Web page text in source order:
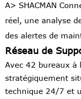
A> SHACMAN
réel, une analyse
des alertes de
Réseau de
Avec 42 bureaux à
stratégiquement
technique 24/7 et